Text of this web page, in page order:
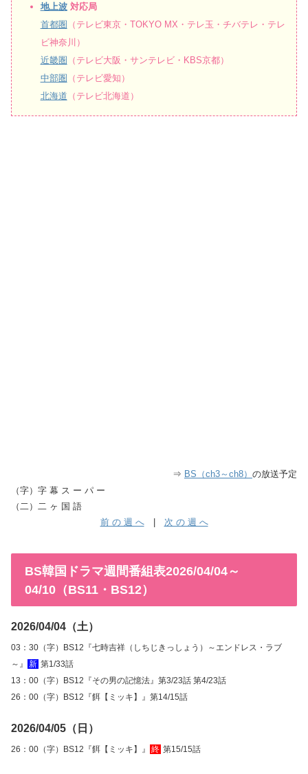
地上波対応局
首都圏 （テレビ東京・TOKYO MX・テレ玉・チバテレ・テレ
ビ神奈川）
近畿圏 （テレビ大阪・サンテレビ・KBS京都）
中部圏 （テレビ愛知）
北海道 （テレビ北海道）
⇒ BS（ch3～ch8） の放送予定
（字）字 幕 ス ー パ ー
（二）二 ヶ 国 語
前 の 週 へ| 次 の 週 へ
BS韓国ドラマ週間番組表2026/04/04～
04/10（BS11・BS12）
2026/04/04（土）
03：30（字）BS12『七時吉祥（しちじきっしょう）～エンドレス・ラブ
～』
新 第1/33話
13：00（字）BS12『その男の記憶法』第3/23話 第4/23話
26：00（字）BS12『餌【ミッキ】』第14/15話
2026/04/05（日）
26：00（字）BS12『餌【ミッキ】』 終 第15/15話